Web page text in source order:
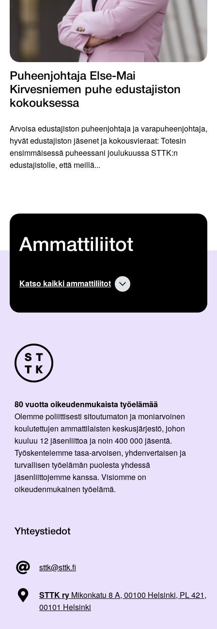
Puheenjohtaja Else-Mai
Kirvesniemen puhe edustajiston
kokouksessa
Arvoisa edustajiston puheenjohtaja ja varapuheenjohtaja,
hyvät edustajiston jäsenet ja kokousvieraat: Totesin
ensimmäisessä puheessani joulukuussa STTK:n
edustajistolle, että meillä...
Ammattiliitot
Katso kaikki ammattiliitot
80 vuotta oikeudenmukaista työelämää
Olemme poliittisesti sitoutumaton ja moniarvoinen
koulutettujen ammattilaisten keskusjärjestö, johon
kuuluu 12 jäsenliittoa ja noin 400 000 jäsentä.
Työskentelemme tasa-arvoisen, yhdenvertaisen ja
turvallisen työelämän puolesta yhdessä
jäsenliittojemme kanssa. Visiomme on
oikeudenmukainen työelämä.
Yhteystiedot
sttk@sttk.fi
STTK ry Mikonkatu 8 A, 00100 Helsinki, PL 421,
00101 Helsinki